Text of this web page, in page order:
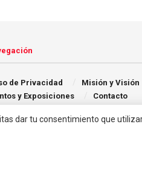
de Privacidad Misión y Visión
y Exposiciones
Contacto
dar tu consentimiento que